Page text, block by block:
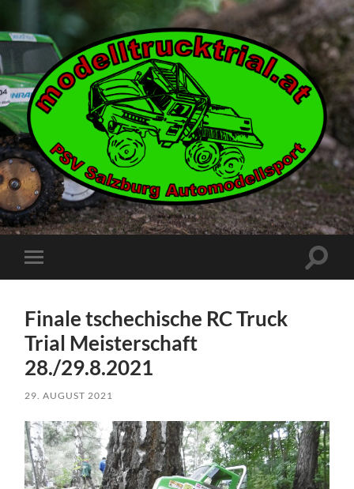
modelltrucktrial.at
Mobile-
Menü
Finale tschechische RC Truck
Trial Meisterschaft
28./29.8.2021
29. AUGUST 2021